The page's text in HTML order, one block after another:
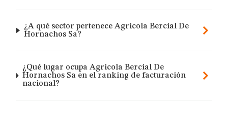
¿A qué sector pertenece Agricola Bercial De
Hornachos Sa?
¿Qué lugar ocupa Agricola Bercial De
Hornachos Sa en el ranking de facturación
nacional?